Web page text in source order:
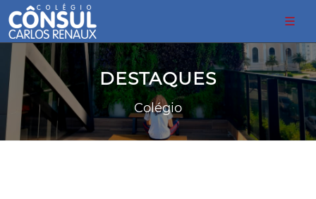
DESTAQUES
Colégio